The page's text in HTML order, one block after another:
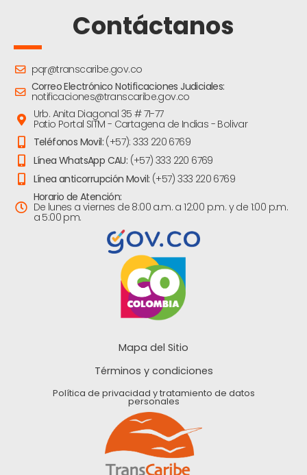
Contáctanos
pqr@transcaribe.gov.co
Correo Electrónico Notificaciones Judiciales:
notificaciones@transcaribe.gov.co
Urb. Anita Diagonal 35 # 71-77
Patio Portal SITM - Cartagena de Indias - Bolivar
Teléfonos Movil: (+57): 333 220 6769
Línea WhatsApp CAU: (+57) 333 220 6769
Línea anticorrupción Movil: (+57) 333 220 6769
Horario de Atención:
De lunes a viernes de 8:00 a.m. a 12:00 p.m. y de 1:00 p.m.
a 5:00 pm.
Mapa del Sitio
Términos y condiciones
Política de privacidad y tratamiento de datos
personales